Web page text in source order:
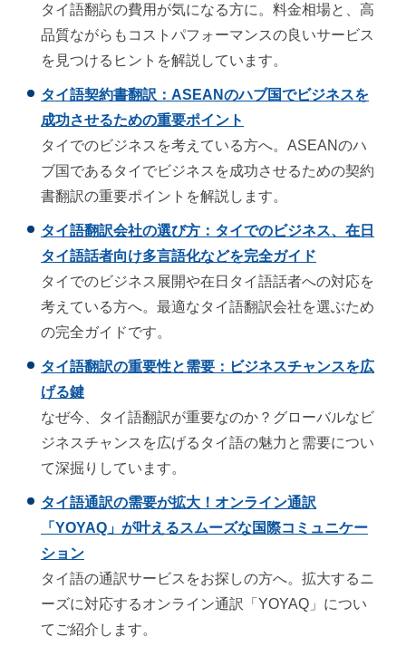
タイ語翻訳の費用が気になる方に。料金相場と、高
品質ながらもコストパフォーマンスの良いサービス
を見つけるヒントを解説しています。
タイ語契約書翻訳：ASEANのハブ国でビジネスを
成功させるための重要ポイント
タイでのビジネスを考えている方へ。ASEANのハ
ブ国であるタイでビジネスを成功させるための契約
書翻訳の重要ポイントを解説します。
タイ語翻訳会社の選び方：タイでのビジネス、在日
タイ語話者向け多言語化などを完全ガイド
タイでのビジネス展開や在日タイ語話者への対応を
考えている方へ。最適なタイ語翻訳会社を選ぶため
の完全ガイドです。
タイ語翻訳の重要性と需要：ビジネスチャンスを広
げる鍵
なぜ今、タイ語翻訳が重要なのか？グローバルなビ
ジネスチャンスを広げるタイ語の魅力と需要につい
て深掘りしています。
タイ語通訳の需要が拡大！オンライン通訳
「YOYAQ」が叶えるスムーズな国際コミュニケー
ション
タイ語の通訳サービスをお探しの方へ。拡大するニ
ーズに対応するオンライン通訳「YOYAQ」につい
てご紹介します。